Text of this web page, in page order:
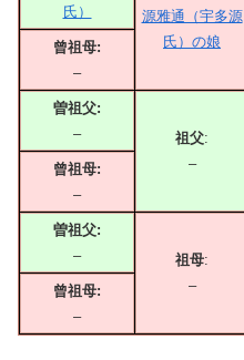
氏）
源雅通（宇多源
氏）の娘
曾祖母:
–
曽祖父:
–
祖父:
–
曾祖母:
–
曽祖父:
–
祖母:
–
曾祖母:
–